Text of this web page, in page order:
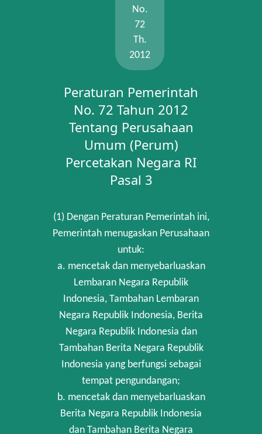
No.
72
Th.
2012
Peraturan Pemerintah
No. 72 Tahun 2012
Tentang Perusahaan
Umum (Perum)
Percetakan Negara RI
Pasal 3
(1) Dengan Peraturan Pemerintah ini,
Pemerintah menugaskan Perusahaan
untuk:
a. mencetak dan menyebarluaskan
Lembaran Negara Republik
Indonesia, Tambahan Lembaran
Negara Republik Indonesia, Berita
Negara Republik Indonesia dan
Tambahan Berita Negara Republik
Indonesia yang berfungsi sebagai
tempat pengundangan;
b. mencetak dan menyebarluaskan
Berita Negara Republik Indonesia
dan Tambahan Berita Negara